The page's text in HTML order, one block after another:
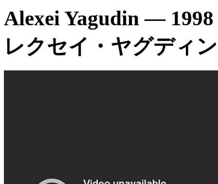
Alexei Yagudin —
レクセイ・ヤグディ